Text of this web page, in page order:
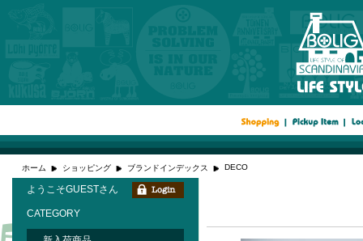
ホーム ショッピング ブランドインデックス DECO
ようこそGUESTさん
CATEGORY